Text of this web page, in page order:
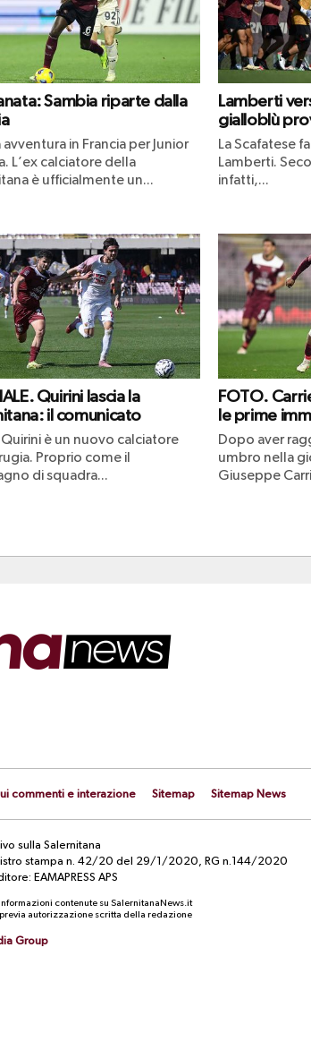
Sambia riparte dalla
avventura in Francia per Junior
L’ex calciatore della
è ufficialmente un...
Lamberti
gialloblù
La Scafatese
Lamberti.
infatti,...
Quirini lascia la
il comunicato
è un nuovo calciatore
Proprio come il
di squadra...
FOTO.
le prime
Dopo aver
umbro nella
Giuseppe
commenti e interazione Sitemap Sitemap News
sulla Salernitana
stampa n. 42/20 del 29/1/2020, RG n.144/2020
EAMAPRESS APS
contenute su SalernitanaNews.it
autorizzazione scritta della redazione
Group